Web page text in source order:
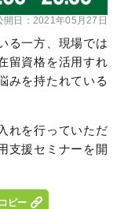
開日： 2021年05月27日
る一方、現場では
留資格を活用すれ
みを持たれている
れを行っていただ
支援セミナーを開
ピー